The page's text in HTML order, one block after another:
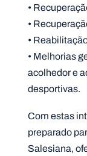
•
•
•
• Melhorias
acolhedor e
desportivas.
Com estas
preparado
Salesiana,